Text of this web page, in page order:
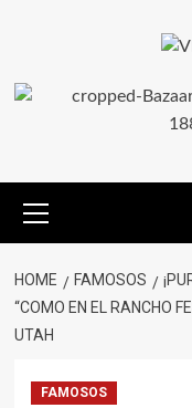
HOME FAMOSOS
“COMO EN EL RANCHO
UTAH
FAMOSOS